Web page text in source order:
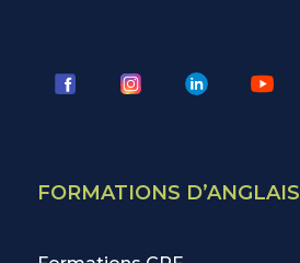
FORMATIONS D’ANGLAIS